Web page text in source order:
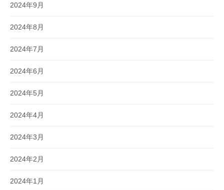
2024年9月
2024年8月
2024年7月
2024年6月
2024年5月
2024年4月
2024年3月
2024年2月
2024年1月